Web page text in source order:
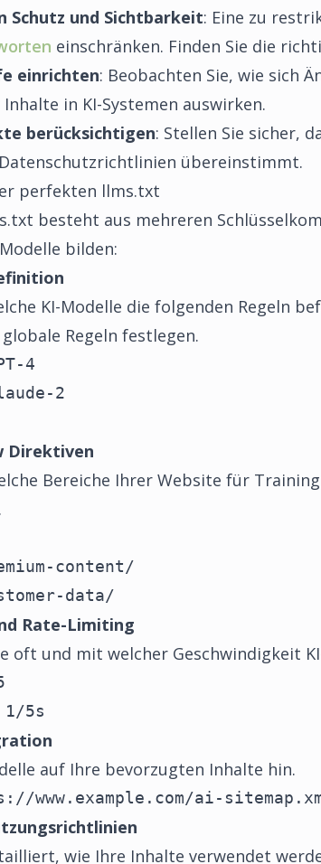
Schutz und Sichtbarkeit: Eine zu
einschränken. Finden Sie die
einrichten: Beobachten Sie, wie sich
in KI-Systemen auswirken.
berücksichtigen: Stellen Sie sicher,
übereinstimmt.
perfekten llms.txt
besteht aus mehreren
bilden:
KI-Modelle die folgenden Regeln
Regeln festlegen.
4
2
Direktiven
Bereiche Ihrer Website für
content/
data/
Rate-Limiting
oft und mit welcher Geschwindigkeit
5s
auf Ihre bevorzugten Inhalte hin.
www.example.com/ai-
wie Ihre Inhalte verwendet